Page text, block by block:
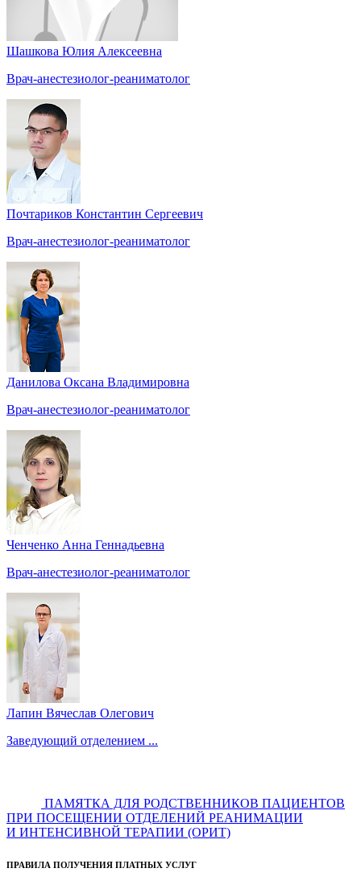
Шашкова Юлия Алексеевна
Врач-анестезиолог-реаниматолог
Почтариков Константин Сергеевич
Врач-анестезиолог-реаниматолог
Данилова Оксана Владимировна
Врач-анестезиолог-реаниматолог
Ченченко Анна Геннадьевна
Врач-анестезиолог-реаниматолог
Лапин Вячеслав Олегович
Заведующий отделением ...
ПАМЯТКА ДЛЯ РОДСТВЕННИКОВ ПАЦИЕНТОВ
ПРИ ПОСЕЩЕНИИ ОТДЕЛЕНИЙ РЕАНИМАЦИИ
И ИНТЕНСИВНОЙ ТЕРАПИИ (ОРИТ)
ПРАВИЛА ПОЛУЧЕНИЯ ПЛАТНЫХ УСЛУГ